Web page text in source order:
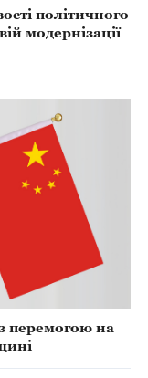
політичного
модернізації
перемогою на